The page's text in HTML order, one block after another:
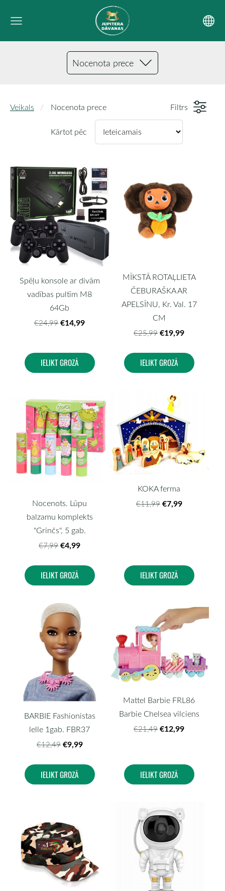
Nocenota prece
Veikals Nocenota prece Filtrs
Kārtot pēc
Spēļu konsole ar divām
vadības pultīm M8
64Gb
€24,99 €14,99
IELIKT GROZĀ
MĪKSTĀ ROTAĻLIETA
ČEBURAŠKA AR
APELSĪNU, Kr. Val. 17
CM
€25,99 €19,99
IELIKT GROZĀ
Nocenots. Lūpu
balzamu komplekts
"Grinčs", 5 gab.
€7,99 €4,99
IELIKT GROZĀ
KOKA ferma
€11,99 €7,99
IELIKT GROZĀ
BARBIE Fashionistas
lelle 1gab. FBR37
€12,49 €9,99
IELIKT GROZĀ
Mattel Barbie FRL86
Barbie Chelsea vilciens
€21,49 €12,99
IELIKT GROZĀ